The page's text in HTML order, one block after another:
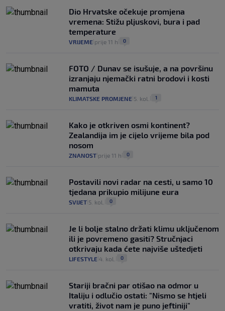
Dio Hrvatske očekuje promjena
vremena: Stižu pljuskovi, bura i pad
temperature
VRIJEME prije 11 h 0
FOTO / Dunav se isušuje, a na površinu
izranjaju njemački ratni brodovi i kosti
mamuta
KLIMATSKE PROMJENE 5. kol. 1
Kako je otkriven osmi kontinent?
Zealandija im je cijelo vrijeme bila pod
nosom
ZNANOST prije 11 h 0
Postavili novi radar na cesti, u samo 10
tjedana prikupio milijune eura
SVIJET 5. kol. 0
Je li bolje stalno držati klimu uključenom
ili je povremeno gasiti? Stručnjaci
otkrivaju kada ćete najviše uštedjeti
LIFESTYLE 4. kol. 0
Stariji bračni par otišao na odmor u
Italiju i odlučio ostati: "Nismo se htjeli
vratiti, život nam je puno jeftiniji"